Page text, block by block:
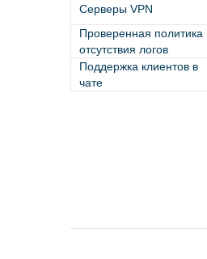
Серверы VPN
Проверенная политика
отсутствия логов
Поддержка клиентов в
чате